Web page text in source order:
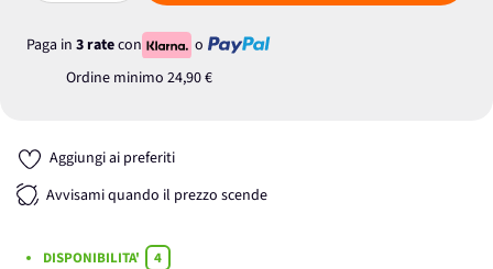
Paga in 3 ratecon
o
Ordine minimo 24,90 €
Aggiungi ai preferiti
Avvisami quando il prezzo scende
DISPONIBILITA'
4